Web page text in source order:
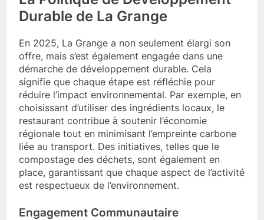
Durable de La Grange
En 2025, La Grange a non seulement élargi son
offre, mais s’est également engagée dans une
démarche de développement durable. Cela
signifie que chaque étape est réfléchie pour
réduire l’impact environnemental. Par exemple, en
choisissant d’utiliser des ingrédients locaux, le
restaurant contribue à soutenir l’économie
régionale tout en minimisant l’empreinte carbone
liée au transport. Des initiatives, telles que le
compostage des déchets, sont également en
place, garantissant que chaque aspect de l’activité
est respectueux de l’environnement.
Engagement Communautaire